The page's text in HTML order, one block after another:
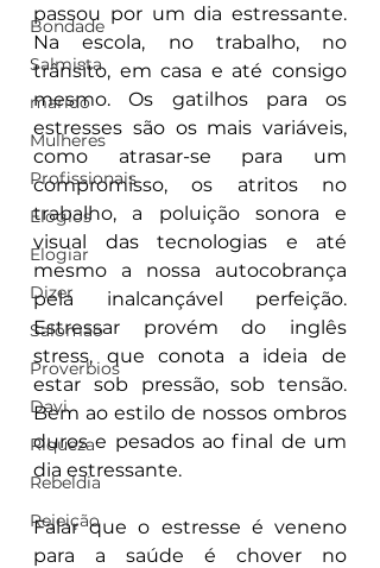
Bondade
Salmista
marido
Mulheres
Profissionais
Elogios
Elogiar
Dizer
Salomão
Proverbios
Davi
Riqueza
Rebeldia
Rejeição
passou por um dia estressante.
Na escola, no trabalho, no
trânsito, em casa e até consigo
mesmo. Os gatilhos para os
estresses são os mais variáveis,
como atrasar-se para um
compromisso, os atritos no
trabalho, a poluição sonora e
visual das tecnologias e até
mesmo a nossa autocobrança
pela inalcançável perfeição.
Estressar provém do inglês
stress, que conota a ideia de
estar sob pressão, sob tensão.
Bem ao estilo de nossos ombros
duros e pesados ao final de um
dia estressante.
Falar que o estresse é veneno
para a saúde é chover no